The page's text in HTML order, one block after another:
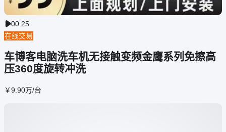
00:25
在线交易
车博客电脑洗车机无接触变频金鹰系列免擦高
压360度旋转冲洗
￥9 .90万/台